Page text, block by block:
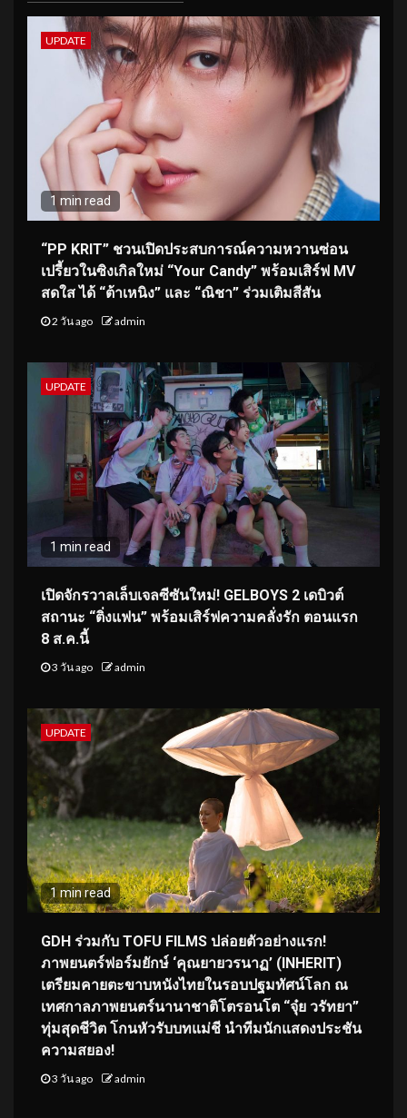
UPDATE
1 min read
“PP KRIT” ชวนเปิดประสบการณ์ความหวานซ่อน
เปรี้ยวในซิงเกิลใหม่ “Your Candy” พร้อมเสิร์ฟ MV
สดใส ได้ “ต้าเหนิง” และ “ณิชา” ร่วมเติมสีสัน
2 วัน ago admin
UPDATE
1 min read
เปิดจักรวาลเล็บเจลซีซันใหม่! GELBOYS 2 เดบิวต์
สถานะ “ติ่งแฟน” พร้อมเสิร์ฟความคลั่งรัก ตอนแรก
8 ส.ค.นี้
3 วัน ago admin
UPDATE
1 min read
GDH ร่วมกับ TOFU FILMS ปล่อยตัวอย่างแรก!
ภาพยนตร์ฟอร์มยักษ์ ‘คุณยายวรนาฏ’ (INHERIT)
เตรียมคายตะขาบหนังไทยในรอบปฐมทัศน์โลก ณ
เทศกาลภาพยนตร์นานาชาติโตรอนโต “จุ๋ย วรัทยา”
ทุ่มสุดชีวิต โกนหัวรับบทแม่ชี นำทีมนักแสดงประชัน
ความสยอง!
3 วัน ago admin